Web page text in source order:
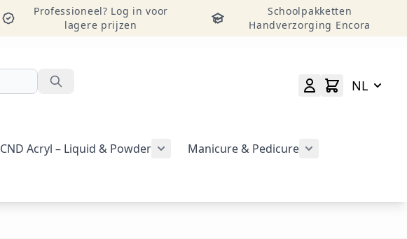
Professioneel? Log in voor
lagere prijzen
Schoolpakketten
Handverzorging Encora
NL
CND Acryl – Liquid & Powder
Manicure & Pedicure